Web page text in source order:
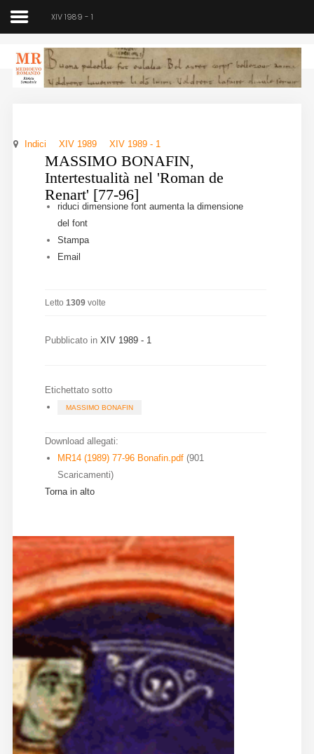
Medioevo Romanzo
Home
Chi siamo
Direzione
Indici
Norme
Diffusione
direzione@medioevoromanzo.it
XIV 1989 - 1
Indici XIV 1989 XIV 1989 - 1
MASSIMO BONAFIN,
Intertestualità nel 'Roman de
Renart' [77-96]
riduci dimensione font aumenta la dimensione
del font
Stampa
Email
Letto 1309volte
Pubblicato in XIV 1989 - 1
Etichettato sotto
MASSIMO BONAFIN
Download allegati:
MR14 (1989) 77-96 Bonafin.pdf (901
Scaricamenti)
Torna in alto